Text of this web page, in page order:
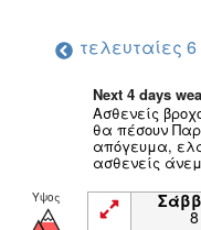
τελευταίες
Next 4 days
Ασθενείς
θα πέσουν
απόγευμα,
ασθενείς
Υψος
8